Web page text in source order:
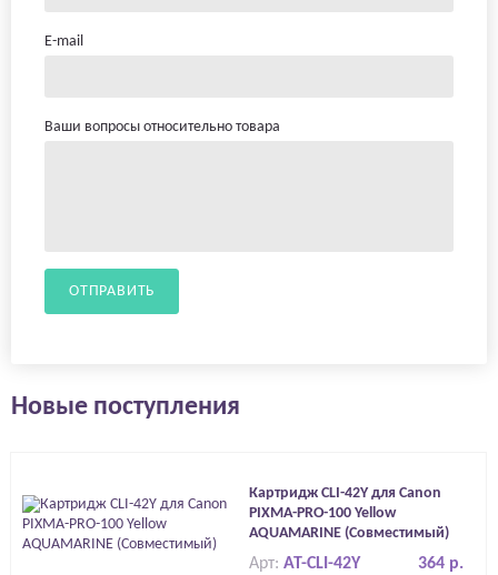
E-mail
Ваши вопросы относительно товара
ОТПРАВИТЬ
Новые поступления
Картридж CLI-42Y для Canon
PIXMA-PRO-100 Yellow
AQUAMARINE (Совместимый)
364 р.
Арт:AT-CLI-42Y